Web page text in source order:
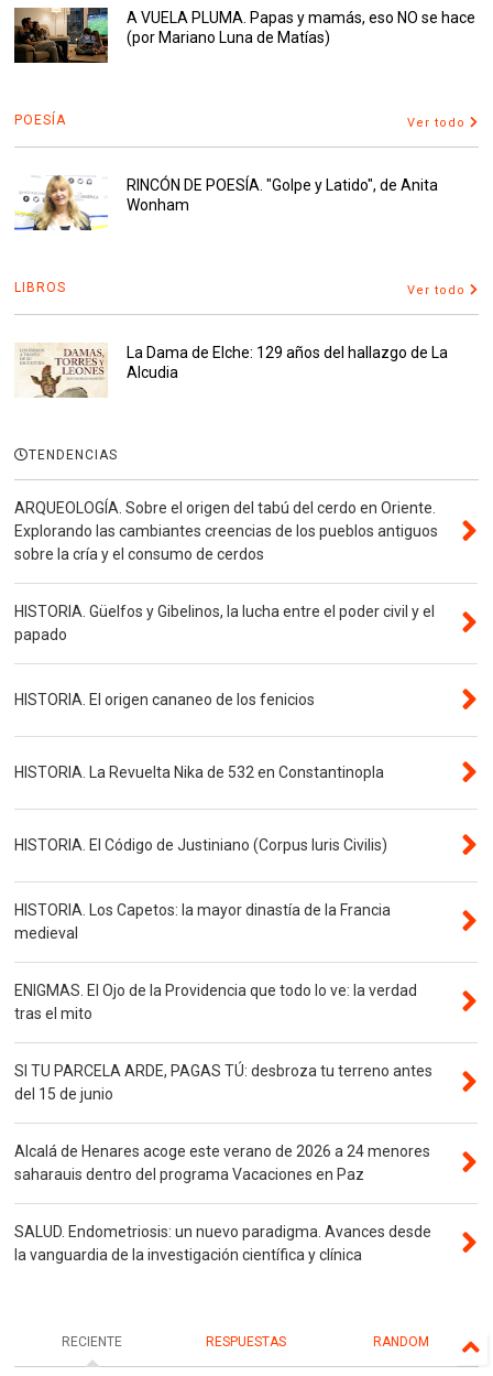
A VUELA PLUMA. Papas y mamás, eso NO se hace
(por Mariano Luna de Matías)
POESÍA Ver todo
RINCÓN DE POESÍA. "Golpe y Latido", de Anita
Wonham
LIBROS Ver todo
La Dama de Elche: 129 años del hallazgo de La
Alcudia
TENDENCIAS
ARQUEOLOGÍA. Sobre el origen del tabú del cerdo en Oriente.
Explorando las cambiantes creencias de los pueblos antiguos
sobre la cría y el consumo de cerdos
HISTORIA. Güelfos y Gibelinos, la lucha entre el poder civil y el
papado
HISTORIA. El origen cananeo de los fenicios
HISTORIA. La Revuelta Nika de 532 en Constantinopla
HISTORIA. El Código de Justiniano (Corpus Iuris Civilis)
HISTORIA. Los Capetos: la mayor dinastía de la Francia
medieval
ENIGMAS. El Ojo de la Providencia que todo lo ve: la verdad
tras el mito
SI TU PARCELA ARDE, PAGAS TÚ: desbroza tu terreno antes
del 15 de junio
Alcalá de Henares acoge este verano de 2026 a 24 menores
saharauis dentro del programa Vacaciones en Paz
SALUD. Endometriosis: un nuevo paradigma. Avances desde
la vanguardia de la investigación científica y clínica
RECIENTE RESPUESTAS RANDOM